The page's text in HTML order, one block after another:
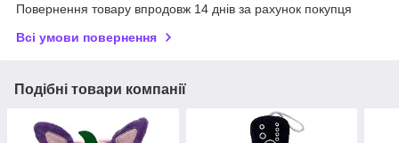
Повернення товару впродовж 14 днів за рахунок покупця
Всі умови повернення
Подібні товари компанії